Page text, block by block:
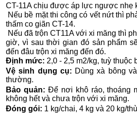
CT-11A chịu được áp lực ngược nhẹ
Nếu bề mặt thi công có vết nứt thì
thấm co giãn CT-14.
Nếu đã trộn CT11A với xi măng thì
giờ, vì sau thời gian đó sản phẩm
đến đâu trộn xi măng đến đó.
Định mức: 2,0 - 2,5 m2/kg, tuỳ thuộc
Vệ sinh dụng cụ: Dùng xà bông
thường.
Bảo quản: Để nơi khô ráo, thoáng
không hết và chưa trộn với xi măng.
Đóng gói: 1 kg/chai, 4 kg và 20 kg/